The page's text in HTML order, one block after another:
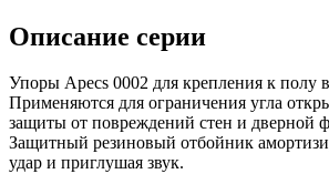
Описание серии
Упоры Apecs 0002 для крепления к полу
Применяются для ограничения угла
защиты от повреждений стен и дверной
Защитный резиновый отбойник
удар и приглушая звук.